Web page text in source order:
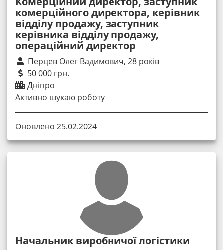
комерційного директора, керівник
відділу продажу, заступник
керівника відділу продажу,
операційний директор
Перцев Олег Вадимович, 28 років
50 000 грн.
Дніпро
Активно шукаю роботу
Оновлено 25.02.2024
Начальник виробничої логістики